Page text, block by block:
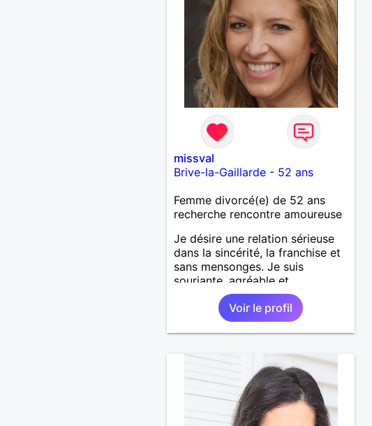
missval
Brive-la-Gaillarde- 52 ans
Femme divorcé(e) de 52 ans
recherche rencontre amoureuse
Je désire une relation sérieuse
dans la sincérité, la franchise et
sans mensonges. Je suis
souriante, agréable et
respectueuse tout en désirant
passer de bons moments de
complicité avec un homme
voulant aller dans la même
Voir le profil